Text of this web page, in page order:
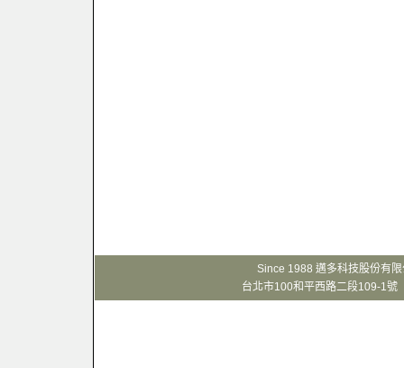
Since 1988 邁多科技股份
台北市100和平西路二段109-1號